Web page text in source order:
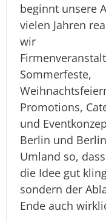
beginnt unsere
vielen Jahren
wir
Sommerfeste,
Promotions,
und
Berlin und
Umland so,
die Idee gut
sondern der
Ende auch